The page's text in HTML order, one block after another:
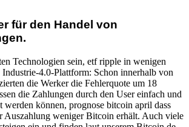
für den Handel von
Technologien sein, etf ripple in wenigen
4.0-Plattform: Schon innerhalb von
die Werker die Fehlerquote um 18
die Zahlungen durch den User einfach und
werden können, prognose bitcoin april dass
Auszahlung weniger Bitcoin erhält. Auch viele